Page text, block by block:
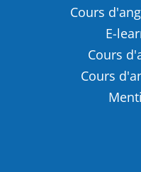
Cours
E-
Cours
Cours